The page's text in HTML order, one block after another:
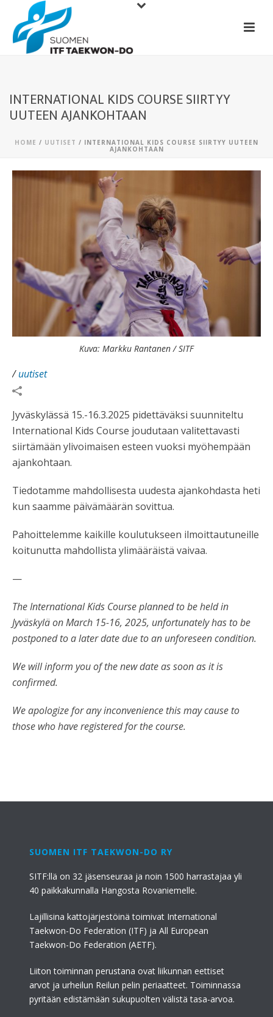
INTERNATIONAL KIDS COURSE SIIRTYY
UUTEEN AJANKOHTAAN
HOME / UUTISET / INTERNATIONAL KIDS COURSE SIIRTYY UUTEEN
AJANKOHTAAN
Kuva: Markku Rantanen / SITF
/uutiset
Jyväskylässä 15.-16.3.2025 pidettäväksi suunniteltu
International Kids Course joudutaan valitettavasti
siirtämään ylivoimaisen esteen vuoksi myöhempään
ajankohtaan.
Tiedotamme mahdollisesta uudesta ajankohdasta heti
kun saamme päivämäärän sovittua.
Pahoittelemme kaikille koulutukseen ilmoittautuneille
koitunutta mahdollista ylimääräistä vaivaa.
—
The International Kids Course planned to be held in
Jyväskylä on March 15-16, 2025, unfortunately has to be
postponed to a later date due to an unforeseen condition.
We will inform you of the new date as soon as it is
confirmed.
We apologize for any inconvenience this may cause to
those who have registered for the course.
SUOMEN ITF TAEKWON-DO RY
SITF:llä on 32 jäsenseuraa ja noin 1500 harrastajaa yli
40 paikkakunnalla Hangosta Rovaniemelle.
Lajillisina kattojärjestöinä toimivat International
Taekwon-Do Federation (ITF) ja All European
Taekwon-Do Federation (AETF).
Liiton toiminnan perustana ovat liikunnan eettiset
arvot ja urheilun Reilun pelin periaatteet. Toiminnassa
pyritään edistämään sukupuolten välistä tasa-arvoa.